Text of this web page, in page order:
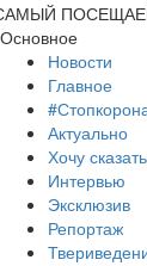
Основное
Новости
Главное
Актуально
Хочу сказать
Интервью
Эксклюзив
Репортаж